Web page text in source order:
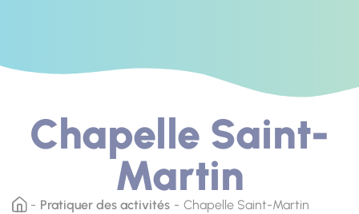
Chapelle Saint-
Martin
Pratiquer des activités Chapelle Saint-Martin